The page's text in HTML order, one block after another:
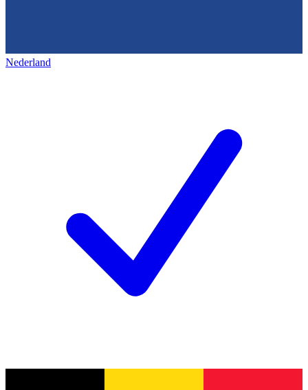
Nederland